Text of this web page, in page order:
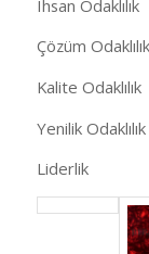
Ihsan Odaklılık
Çözüm
Kalite Odaklılık
Yenilik Odaklılık
Liderlik